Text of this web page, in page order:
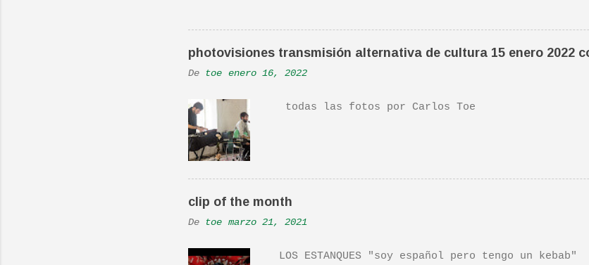
una actuación de Pete. Ayer pude ver una
Real Life". Recomendada por TOE hace unos
En una escena de la peli Dan y su hermano
la Banda sonora, interpretada por Sondre Lerche
Versión de este tema de Townshend. PINCHA AQUÍ Y
photovisiones transmisión alternativa de cultura 15 enero 2022
De toe enero 16, 2022
todas las fotos por Carlos Toe
clip of the month
De toe marzo 21, 2021
LOS ESTANQUES "soy español pero tengo un kebab"